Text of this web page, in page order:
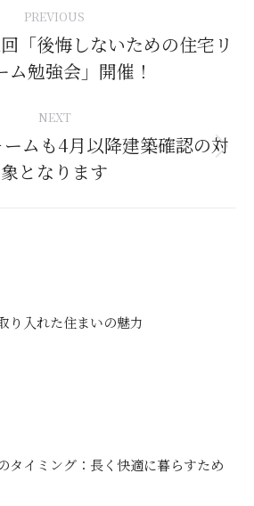
PREVIOUS
Previous
post:
「後悔しないための住宅リ
ム勉強会」開催！
NEXT
Next
post:
ムも4月以降建築確認の対
象となります
り入れた住まいの魅力
タイミング：長く快適に暮らすため